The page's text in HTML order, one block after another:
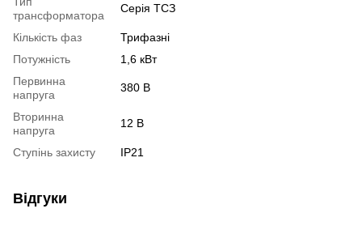
трансформатора
Серія ТСЗ
Кількість фаз
Трифазні
Потужність
1,6 кВт
Первинна
напруга
380 В
Вторинна
напруга
12 В
Ступінь захисту IP21
Відгуки